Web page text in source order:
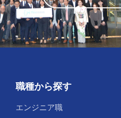
職種から探す
エンジニア職